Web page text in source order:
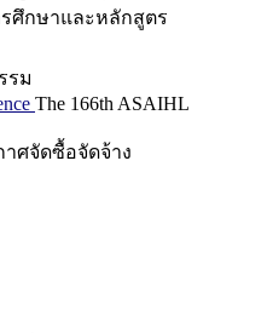
ศึกษาและหลักสูตร
รม
The 166th ASAIHL
าศจัดซื้อจัดจ้าง